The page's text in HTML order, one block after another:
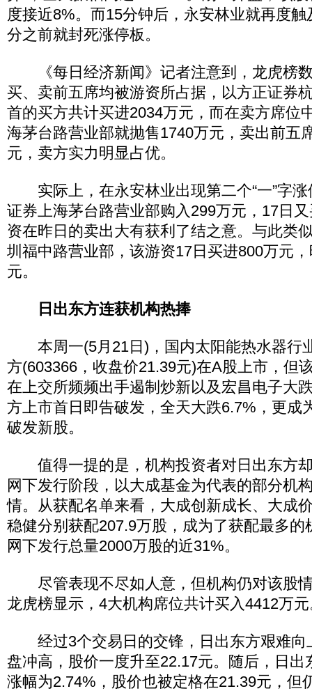
度接近8%。而15分钟后，永安林业就再度
分之前就封死涨停板。
《每日经济新闻》记者注意到，龙虎榜
买、卖前五席均被游资所占据，以方正证券
首的买方共计买进2034万元，而在卖方席位
海茅台路营业部就抛售1740万元，卖出前五
元，卖方实力明显占优。
实际上，在永安林业出现第二个“一”字涨
证券上海茅台路营业部购入299万元，17日
资在昨日的卖出大有获利了结之意。与此类
圳福中路营业部，该游资17日买进800万元
元。
日出东方连获机构热捧
本周一(5月21日)，国内太阳能热水器行
方(603366，收盘价21.39元)在A股上市，但
在上交所频频出手遏制炒新以及宏昌电子大
方上市首日即告破发，全天大跌6.7%，更成
破发新股。
值得一提的是，机构投资者对日出东方
网下发行阶段，以大成基金为代表的部分机
情。从获配名单来看，大成创新成长、大成
稳健分别获配207.9万股，成为了获配最多的
网下发行总量2000万股的近31%。
尽管表现不尽如人意，但机构仍对该股
龙虎榜显示，4大机构席位共计买入4412万
经过3个交易日的交锋，日出东方艰难向
盘冲高，股价一度升至22.17元。随后，日出
涨幅为2.74%，股价也被定格在21.39元，但